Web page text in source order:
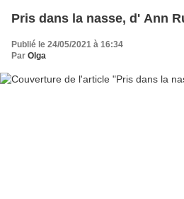
Pris dans la nasse, d' Ann
Publié le 24/05/2021 à 16:34
Par Olga